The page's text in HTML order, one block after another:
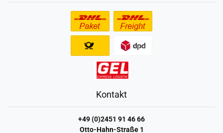
Kontakt
+49 (0)2451 91 46 66
Otto-Hahn-Straße 1